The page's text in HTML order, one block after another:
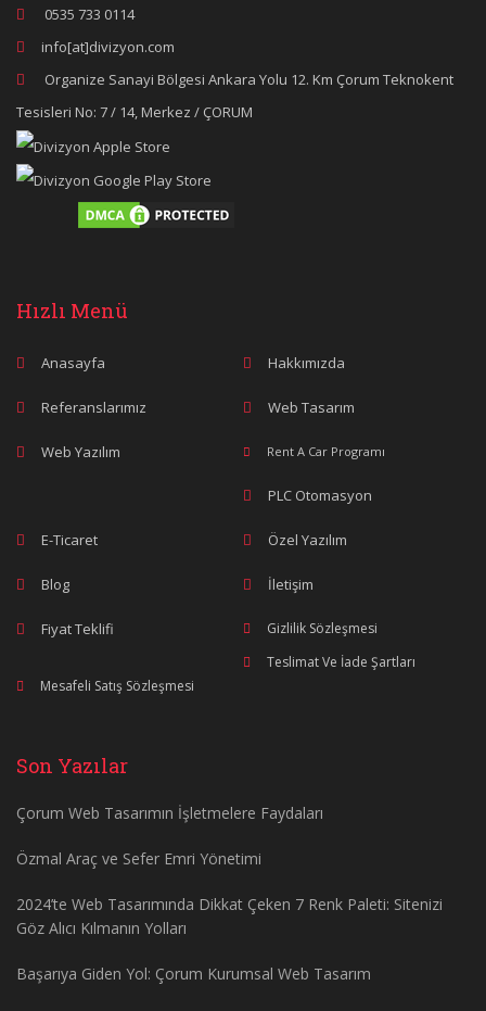
0535 733 0114
info[at]divizyon.com
Organize Sanayi Bölgesi Ankara Yolu 12. Km Çorum Teknokent
Tesisleri No: 7 / 14, Merkez / ÇORUM
Hızlı Menü
Anasayfa Hakkımızda
Referanslarımız Web Tasarım
Web Yazılım Rent A Car Programı
PLC Otomasyon
E-Ticaret Özel Yazılım
Blog İletişim
Fiyat Teklifi
Gizlilik Sözleşmesi
Teslimat Ve İade Şartları
Mesafeli Satış Sözleşmesi
Son Yazılar
Çorum Web Tasarımın İşletmelere Faydaları
Özmal Araç ve Sefer Emri Yönetimi
2024’te Web Tasarımında Dikkat Çeken 7 Renk Paleti: Sitenizi
Göz Alıcı Kılmanın Yolları
Başarıya Giden Yol: Çorum Kurumsal Web Tasarım